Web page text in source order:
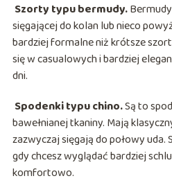
Szorty typu bermudy.Bermudy
sięgającej do kolan lub nieco
bardziej formalne niż krótsze
się w casualowych i bardziej
dni.
Spodenki typu chino.Są to
bawełnianej tkaniny. Mają
zazwyczaj sięgają do połowy uda.
gdy chcesz wyglądać bardziej
komfortowo.